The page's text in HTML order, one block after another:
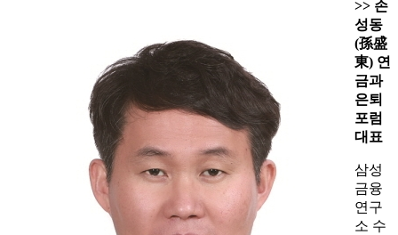
>> 손
성동
(孫盛
東) 연
금과
은퇴
포럼
대표
삼성
금융
연구
소 수